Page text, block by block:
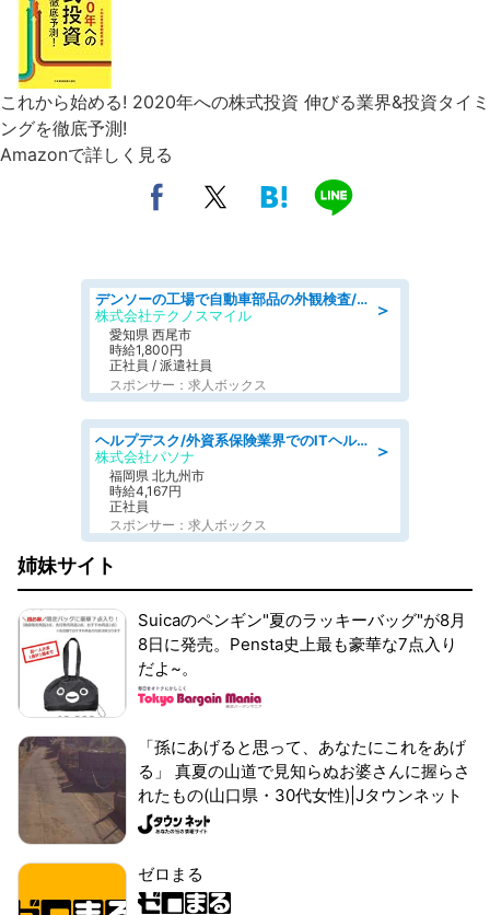
これから始める! 2020年への株式投資 伸びる業界&投資タイミ
ングを徹底予測!
Amazonで詳しく見る
＞
デンソーの工場で自動車部品の外観検査/denso aichi
株式会社テクノスマイル
愛知県 西尾市
時給1,800円
正社員 / 派遣社員
スポンサー：求人ボックス
＞
ヘルプデスク/外資系保険業界でのITヘルプデスク業務/駅近/即日勤務可/ヘルプデスク
株式会社パソナ
福岡県 北九州市
時給4,167円
正社員
スポンサー：求人ボックス
姉妹サイト
Suicaのペンギン"夏のラッキーバッグ"が8月
8日に発売。Pensta史上最も豪華な7点入り
だよ~。
「孫にあげると思って、あなたにこれをあげ
る」 真夏の山道で見知らぬお婆さんに握らさ
れたもの(山口県・30代女性)|Jタウンネット
ゼロまる